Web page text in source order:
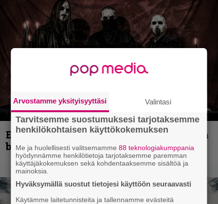
Espoon syyskuu käynnistyy kotimaisen
black metalin merkeissä
Arvostamme yksityisyyttäsi Valintasi
Tarvitsemme suostumuksesi tarjotaksemme
henkilökohtaisen käyttökokemuksen
Me ja huolellisesti valitsemamme88 teknologiakumppania
hyödynnämme henkilötietoja tarjotaksemme paremman
käyttäjäkokemuksen sekä kohdentaaksemme sisältöä ja
mainoksia.
Hyväksymällä suostut tietojesi käyttöön seuraavasti
Käytämme laitetunnisteita ja tallennamme evästeitä